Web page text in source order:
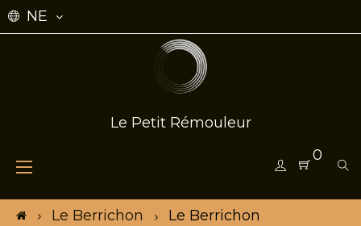
NE
Le Petit Rémouleur
0
Toggle
☰
Le Berrichon Le Berrichon